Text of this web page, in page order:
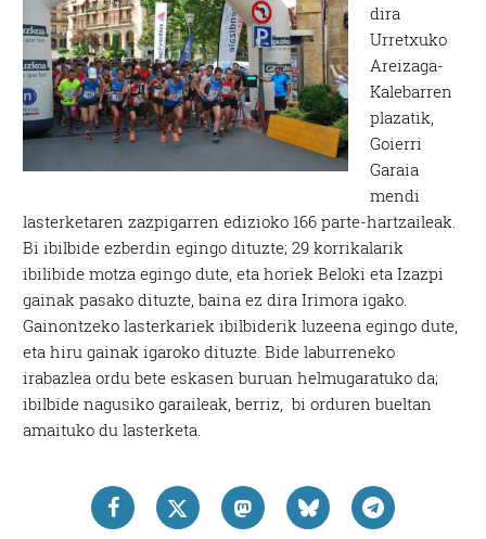
dira
Urretxuko
Areizaga-
Kalebarren
plazatik,
Goierri
Garaia
mendi
lasterketaren zazpigarren edizioko 166 parte-hartzaileak.
Bi ibilbide ezberdin egingo dituzte; 29 korrikalarik
ibilibide motza egingo dute, eta horiek Beloki eta Izazpi
gainak pasako dituzte, baina ez dira Irimora igako.
Gainontzeko lasterkariek ibilbiderik luzeena egingo dute,
eta hiru gainak igaroko dituzte. Bide laburreneko
irabazlea ordu bete eskasen buruan helmugaratuko da;
ibilbide nagusiko garaileak, berriz, bi orduren bueltan
amaituko du lasterketa.